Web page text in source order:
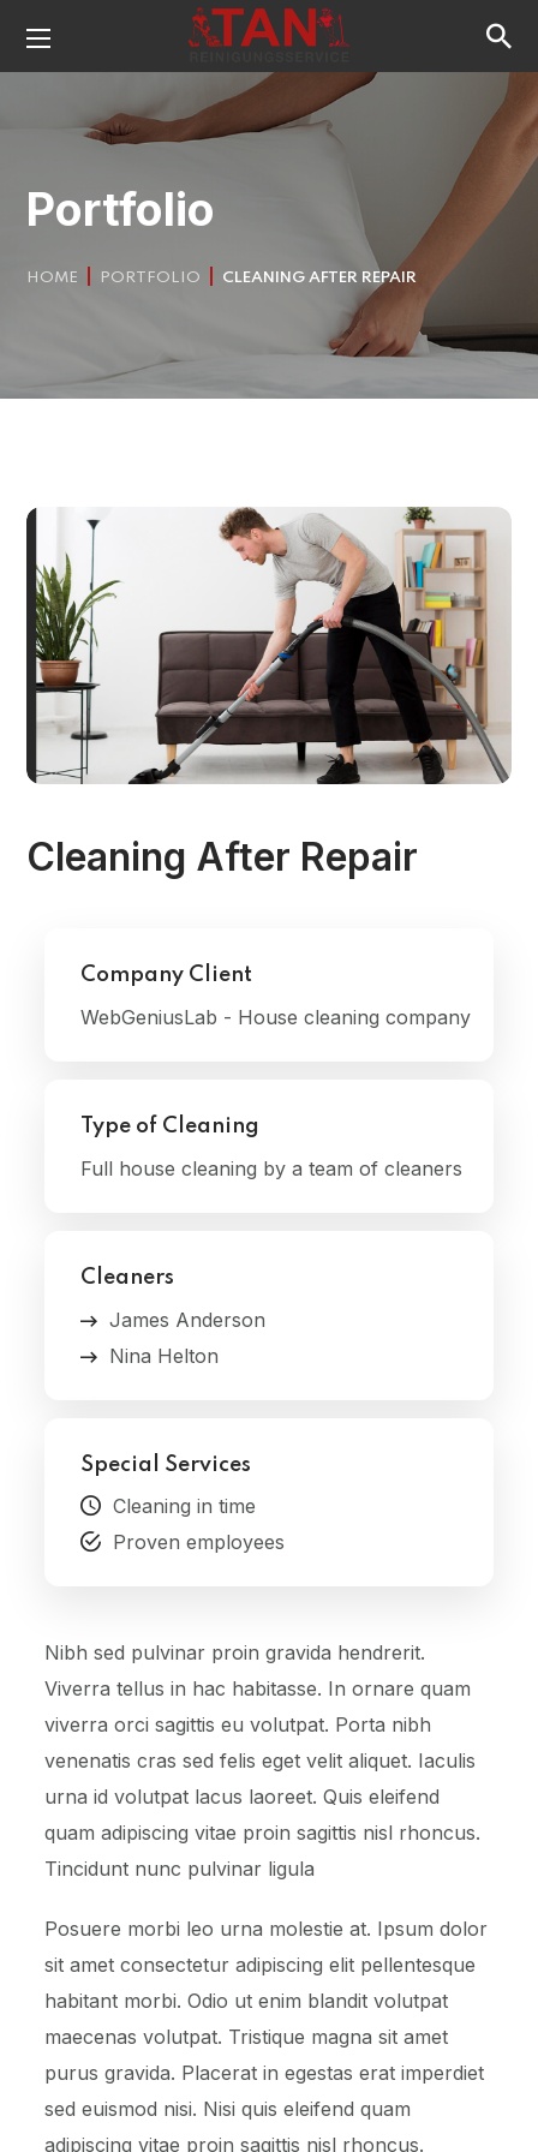
Portfolio
HOME PORTFOLIO CLEANING AFTER REPAIR
Cleaning After Repair
Company Client
WebGeniusLab - House cleaning company
Type of Cleaning
Full house cleaning by a team of cleaners
Cleaners
James Anderson
Nina Helton
Special Services
Cleaning in time
Proven employees
Nibh sed pulvinar proin gravida hendrerit.
Viverra tellus in hac habitasse. In ornare quam
viverra orci sagittis eu volutpat. Porta nibh
venenatis cras sed felis eget velit aliquet. Iaculis
urna id volutpat lacus laoreet. Quis eleifend
quam adipiscing vitae proin sagittis nisl rhoncus.
Tincidunt nunc pulvinar ligula
Posuere morbi leo urna molestie at. Ipsum dolor
sit amet consectetur adipiscing elit pellentesque
habitant morbi. Odio ut enim blandit volutpat
maecenas volutpat. Tristique magna sit amet
purus gravida. Placerat in egestas erat imperdiet
sed euismod nisi. Nisi quis eleifend quam
adipiscing vitae proin sagittis nisl rhoncus.